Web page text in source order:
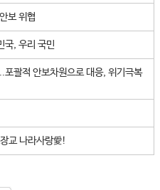
보 위협
국, 우리 국민
괄적 안보차원으로 대응, 위기극복
교 나라사랑愛!